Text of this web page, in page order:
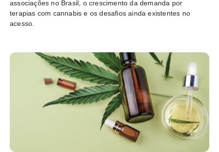
associações no Brasil, o crescimento da demanda por
terapias com cannabis e os desafios ainda existentes no
acesso.